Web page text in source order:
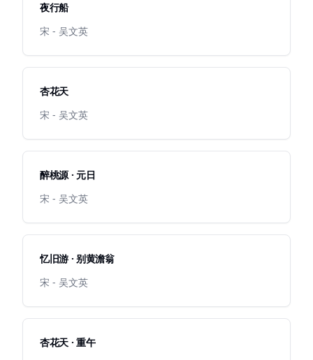
夜行船
宋 - 吴文英
杏花天
宋 - 吴文英
醉桃源 · 元日
宋 - 吴文英
忆旧游 · 别黄澹翁
宋 - 吴文英
杏花天 · 重午